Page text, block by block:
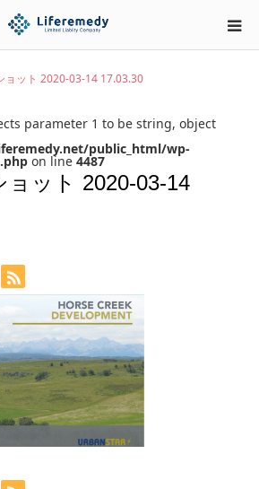
ョット 2020-03-14 17.03.30
parameter 1 to be string, object
public_html/wp-
on line 4487
ョット 2020-03-14